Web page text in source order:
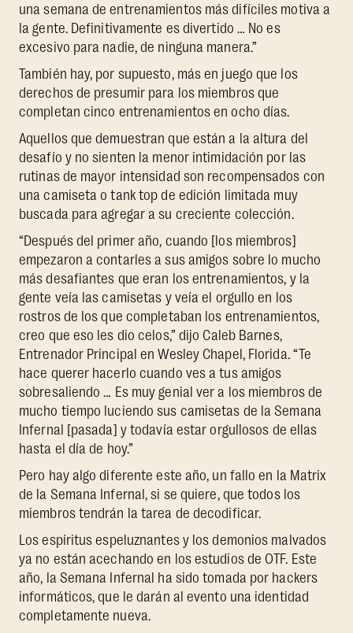
una semana de entrenamientos más difíciles motiva a
la gente. Definitivamente es divertido … No es
excesivo para nadie, de ninguna manera.”
También hay, por supuesto, más en juego que los
derechos de presumir para los miembros que
completan cinco entrenamientos en ocho días.
Aquellos que demuestran que están a la altura del
desafío y no sienten la menor intimidación por las
rutinas de mayor intensidad son recompensados con
una camiseta o tank top de edición limitada muy
buscada para agregar a su creciente colección.
“Después del primer año, cuando [los miembros]
empezaron a contarles a sus amigos sobre lo mucho
más desafiantes que eran los entrenamientos, y la
gente veía las camisetas y veía el orgullo en los
rostros de los que completaban los entrenamientos,
creo que eso les dio celos,” dijo Caleb Barnes,
Entrenador Principal en Wesley Chapel, Florida. “Te
hace querer hacerlo cuando ves a tus amigos
sobresaliendo … Es muy genial ver a los miembros de
mucho tiempo luciendo sus camisetas de la Semana
Infernal [pasada] y todavía estar orgullosos de ellas
hasta el día de hoy.”
Pero hay algo diferente este año, un fallo en la Matrix
de la Semana Infernal, si se quiere, que todos los
miembros tendrán la tarea de decodificar.
Los espíritus espeluznantes y los demonios malvados
ya no están acechando en los estudios de OTF. Este
año, la Semana Infernal ha sido tomada por hackers
informáticos, que le darán al evento una identidad
completamente nueva.